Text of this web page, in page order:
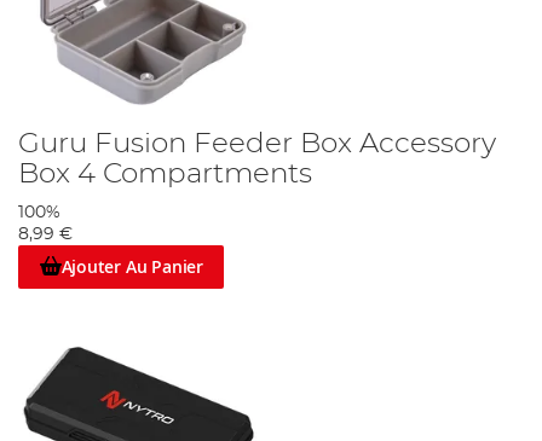
Guru Fusion Feeder Box Accessory
Box 4 Compartments
100%
8,99 €
Ajouter Au Panier